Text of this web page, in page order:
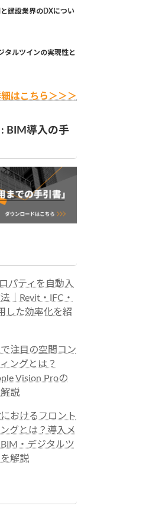
建設業界のDXについ
タルツインの実現性と
はこちら＞＞＞
BIM導入の手
パティを自動入
｜Revit・IFC・
した効率化を紹
注目の空間コン
ングとは？
Vision Proの
説
おけるフロント
グとは？導入メ
・デジタルツ
解説